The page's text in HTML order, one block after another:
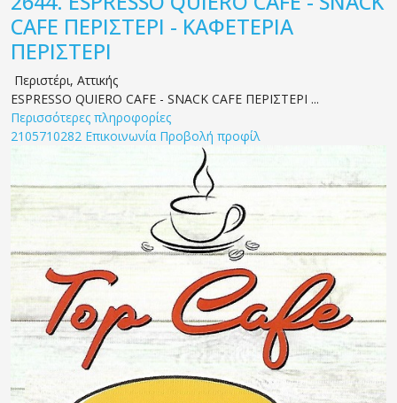
CAFE ΠΕΡΙΣΤΕΡΙ - ΚΑΦΕΤΕΡΙΑ
ΠΕΡΙΣΤΕΡΙ
Περιστέρι, Αττικής
ESPRESSO QUIERO CAFE - SNACK CAFE ΠΕΡΙΣΤΕΡΙ ...
Περισσότερες πληροφορίες
2105710282 Επικοινωνία Προβολή προφίλ